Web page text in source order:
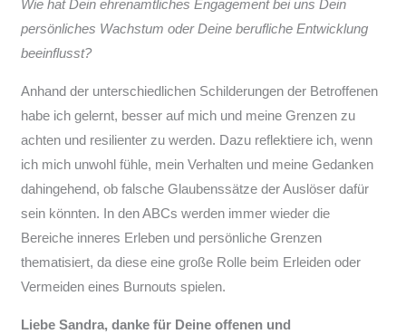
Wie hat Dein ehrenamtliches Engagement bei uns Dein
persönliches Wachstum oder Deine berufliche Entwicklung
beeinflusst?
Anhand der unterschiedlichen Schilderungen der Betroffenen
habe ich gelernt, besser auf mich und meine Grenzen zu
achten und resilienter zu werden. Dazu reflektiere ich, wenn
ich mich unwohl fühle, mein Verhalten und meine Gedanken
dahingehend, ob falsche Glaubenssätze der Auslöser dafür
sein könnten. In den ABCs werden immer wieder die
Bereiche inneres Erleben und persönliche Grenzen
thematisiert, da diese eine große Rolle beim Erleiden oder
Vermeiden eines Burnouts spielen.
Liebe Sandra, danke für Deine offenen und